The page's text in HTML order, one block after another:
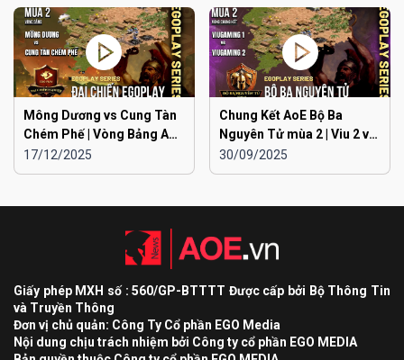
Mông Dương vs Cung Tàn
Chém Phế | Vòng Bảng AoE
Toàn Quốc Đại Chiến
EGOPLAY mùa 2
17/12/2025
Chung Kết AoE Bộ Ba
Nguyên Tử mùa 2 | Viu 2 vs
Viu 1
30/09/2025
Giấy phép MXH số : 560/GP-BTTTT Được cấp bởi Bộ Thông Tin
và Truyền Thông
Đơn vị chủ quản: Công Ty Cổ phần EGO Media
Nội dung chịu trách nhiệm bởi Công ty cổ phần EGO MEDIA